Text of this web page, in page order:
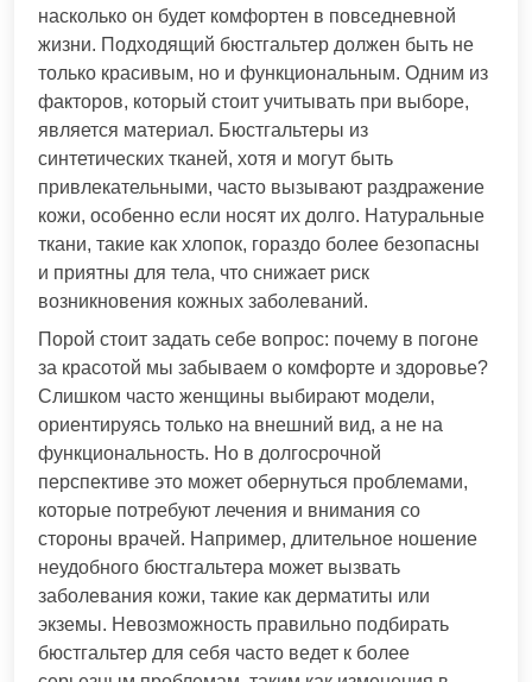
насколько он будет комфортен в повседневной
жизни. Подходящий бюстгальтер должен быть не
только красивым, но и функциональным. Одним из
факторов, который стоит учитывать при выборе,
является материал. Бюстгальтеры из
синтетических тканей, хотя и могут быть
привлекательными, часто вызывают раздражение
кожи, особенно если носят их долго. Натуральные
ткани, такие как хлопок, гораздо более безопасны
и приятны для тела, что снижает риск
возникновения кожных заболеваний.
Порой стоит задать себе вопрос: почему в погоне
за красотой мы забываем о комфорте и здоровье?
Слишком часто женщины выбирают модели,
ориентируясь только на внешний вид, а не на
функциональность. Но в долгосрочной
перспективе это может обернуться проблемами,
которые потребуют лечения и внимания со
стороны врачей. Например, длительное ношение
неудобного бюстгальтера может вызвать
заболевания кожи, такие как дерматиты или
экземы. Невозможность правильно подбирать
бюстгальтер для себя часто ведет к более